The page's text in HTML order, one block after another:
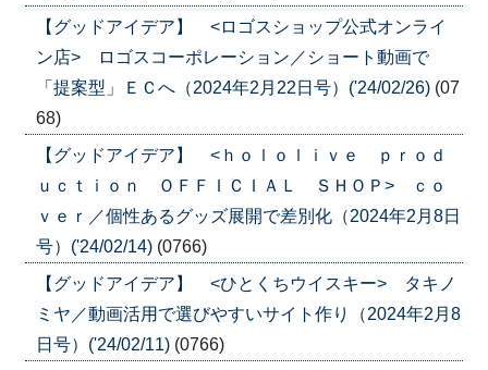
【グッドアイデア】 <ロゴスショップ公式オンライ
ン店> ロゴスコーポレーション／ショート動画で
「提案型」ＥＣへ（2024年2月22日号）('24/02/26) (07
68)
【グッドアイデア】 <ｈｏｌｏｌｉｖｅ ｐｒｏｄ
ｕｃｔｉｏｎ ＯＦＦＩＣＩＡＬ ＳＨＯＰ> ｃｏ
ｖｅｒ／個性あるグッズ展開で差別化（2024年2月8日
号）('24/02/14) (0766)
【グッドアイデア】 <ひとくちウイスキー> タキノ
ミヤ／動画活用で選びやすいサイト作り（2024年2月8
日号）('24/02/11) (0766)